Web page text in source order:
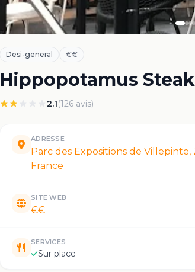
Desi-general €€
Hippopotamus
2.1(126 avis)
ADRESSE
Parc des Expositions de
France
SITE WEB
€€
SERVICES
Sur place